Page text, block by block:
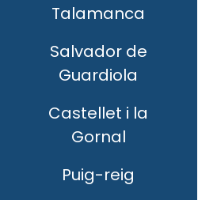
Talamanca
Salvador de
Guardiola
Castellet i la
Gornal
Puig-reig